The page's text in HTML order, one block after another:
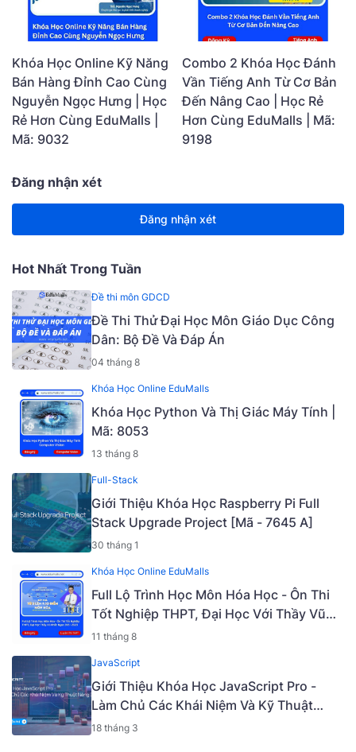
Khóa Học Online Kỹ Năng
Bán Hàng Đỉnh Cao Cùng
Nguyễn Ngọc Hưng | Học
Rẻ Hơn Cùng EduMalls |
Mã: 9032
Combo 2 Khóa Học Đánh
Vần Tiếng Anh Từ Cơ Bản
Đến Nâng Cao | Học Rẻ
Hơn Cùng EduMalls | Mã:
9198
Đăng nhận xét
Đăng nhận xét
Hot Nhất Trong Tuần
Đề thi môn GDCD
Đề Thi Thử Đại Học Môn Giáo Dục Công
Dân: Bộ Đề Và Đáp Án
04 tháng 8
Khóa Học Online EduMalls
Khóa Học Python Và Thị Giác Máy Tính |
Mã: 8053
13 tháng 8
Full-Stack
Giới Thiệu Khóa Học Raspberry Pi Full
Stack Upgrade Project [Mã - 7645 A]
30 tháng 1
Khóa Học Online EduMalls
Full Lộ Trình Học Môn Hóa Học - Ôn Thi
Tốt Nghiệp THPT, Đại Học Với Thầy Vũ
Khắc Ngọc 2K5 - 2023 | Mã: 9009
11 tháng 8
JavaScript
Giới Thiệu Khóa Học JavaScript Pro -
Làm Chủ Các Khái Niệm Và Kỹ Thuật
Nâng Cao [Mã - 6919 A]
18 tháng 3